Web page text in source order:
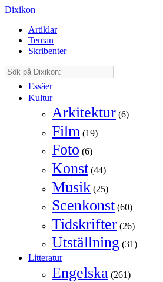
Dixikon
Artiklar
Teman
Skribenter
Essäer
Kultur
Arkitektur (6)
Film (19)
Foto (6)
Konst (44)
Musik (25)
Scenkonst (60)
Tidskrifter (26)
Utställning (31)
Litteratur
Engelska (261)